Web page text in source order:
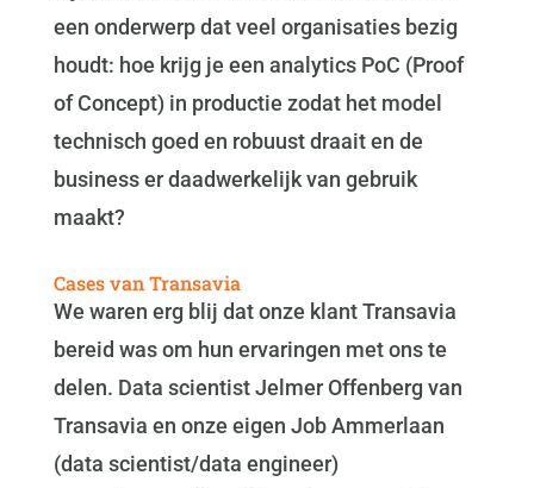
een onderwerp dat veel organisaties bezig
houdt: hoe krijg je een analytics PoC (Proof
of Concept) in productie zodat het model
technisch goed en robuust draait en de
business er daadwerkelijk van gebruik
maakt?
Cases van Transavia
We waren erg blij dat onze klant Transavia
bereid was om hun ervaringen met ons te
delen. Data scientist Jelmer Offenberg van
Transavia en onze eigen Job Ammerlaan
(data scientist/data engineer)